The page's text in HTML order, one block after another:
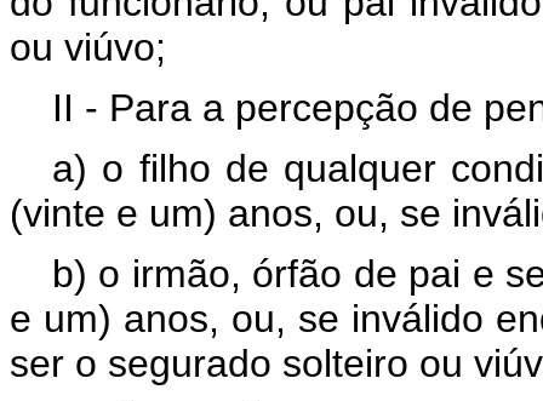
ou viúvo;
II - Para a percepção de
a) o filho de qualquer
(vinte e um) anos, ou, se
b) o irmão, órfão de pai e
e um) anos, ou, se inválido
ser o segurado solteiro ou